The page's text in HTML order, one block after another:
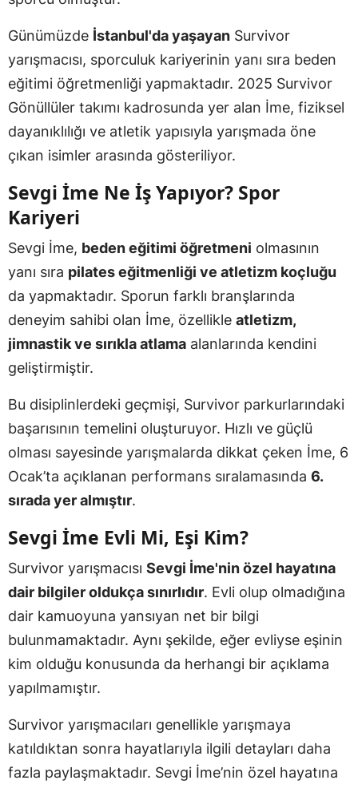
Günümüzde İstanbul'da yaşayan Survivor
yarışmacısı, sporculuk kariyerinin yanı sıra beden
eğitimi öğretmenliği yapmaktadır. 2025 Survivor
Gönüllüler takımı kadrosunda yer alan İme, fiziksel
dayanıklılığı ve atletik yapısıyla yarışmada öne
çıkan isimler arasında gösteriliyor.
Sevgi İme Ne İş Yapıyor? Spor
Kariyeri
Sevgi İme, beden eğitimi öğretmeni olmasının
yanı sıra pilates eğitmenliği ve atletizm koçluğu
da yapmaktadır. Sporun farklı branşlarında
deneyim sahibi olan İme, özellikle atletizm,
jimnastik ve sırıkla atlama alanlarında kendini
geliştirmiştir.
Bu disiplinlerdeki geçmişi, Survivor parkurlarındaki
başarısının temelini oluşturuyor. Hızlı ve güçlü
olması sayesinde yarışmalarda dikkat çeken İme, 6
Ocak’ta açıklanan performans sıralamasında 6.
sırada yer almıştır.
Sevgi İme Evli Mi, Eşi Kim?
Survivor yarışmacısı Sevgi İme'nin özel hayatına
dair bilgiler oldukça sınırlıdır. Evli olup olmadığına
dair kamuoyuna yansıyan net bir bilgi
bulunmamaktadır. Aynı şekilde, eğer evliyse eşinin
kim olduğu konusunda da herhangi bir açıklama
yapılmamıştır.
Survivor yarışmacıları genellikle yarışmaya
katıldıktan sonra hayatlarıyla ilgili detayları daha
fazla paylaşmaktadır. Sevgi İme’nin özel hayatına